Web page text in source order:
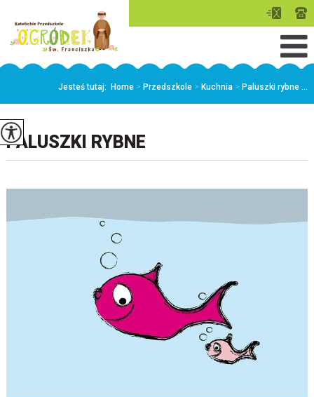
Jesteś tutaj: Home > Przedszkole > Kuchnia > Paluszki rybne ...
PALUSZKI RYBNE